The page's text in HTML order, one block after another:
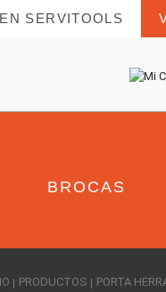
SERVITOOLS
BROCAS
PRODUCTOS PORTA